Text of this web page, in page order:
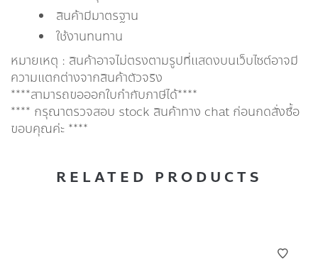
สินค้ามีมาตรฐาน
ใช้งานทนทาน
หมายเหตุ : สินค้าอาจไม่ตรงตามรูปที่แสดงบนเว็บไซต์อาจมี
ความแตกต่างจากสินค้าตัวจริง
****สามารถขอออกใบกำกับภาษีได้****
**** กรุณาตรวจสอบ stock สินค้าทาง chat ก่อนกดสั่งซื้อ
ขอบคุณค่ะ ****
RELATED PRODUCTS